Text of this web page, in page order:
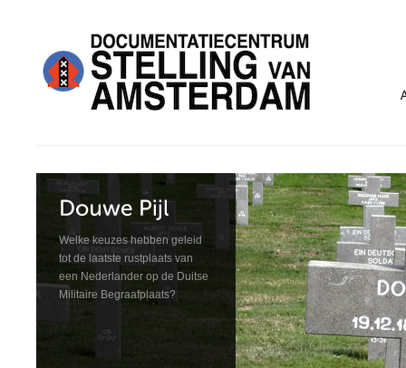
Welke keuzes hebben geleid
tot de laatste rustplaats van
een Nederlander op de Duitse
Militaire Begraafplaats?